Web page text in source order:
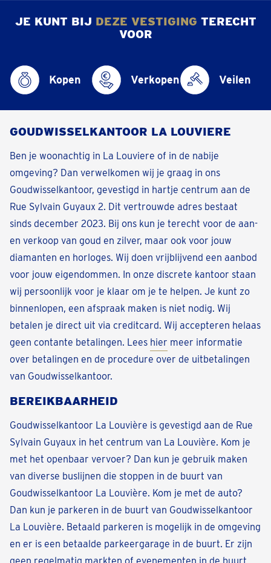
JE KUNT BIJ DEZE VESTIGING TERECHT
VOOR
Kopen Verkopen Veilen
GOUDWISSELKANTOOR LA LOUVIERE
Ben je woonachtig in La Louviere of in de nabije
omgeving? Dan verwelkomen wij je graag in ons
Goudwisselkantoor, gevestigd in hartje centrum aan de
Rue Sylvain Guyaux 2. Dit vertrouwde adres bestaat
sinds december 2023. Bij ons kun je terecht voor de aan-
en verkoop van goud en zilver, maar ook voor jouw
diamanten en horloges. Wij doen vrijblijvend een aanbod
voor jouw eigendommen. In onze discrete kantoor staan
wij persoonlijk voor je klaar om je te helpen. Je kunt zo
binnenlopen, een afspraak maken is niet nodig. Wij
betalen je direct uit via creditcard. Wij accepteren helaas
geen contante betalingen. Lees hier meer informatie
over betalingen en de procedure over de uitbetalingen
van Goudwisselkantoor.
BEREIKBAARHEID
Goudwisselkantoor La Louvière is gevestigd aan de Rue
Sylvain Guyaux in het centrum van La Louvière. Kom je
met het openbaar vervoer? Dan kun je gebruik maken
van diverse buslijnen die stoppen in de buurt van
Goudwisselkantoor La Louvière. Kom je met de auto?
Dan kun je parkeren in de buurt van Goudwisselkantoor
La Louvière. Betaald parkeren is mogelijk in de omgeving
en er is een betaalde parkeergarage in de buurt. Er zijn